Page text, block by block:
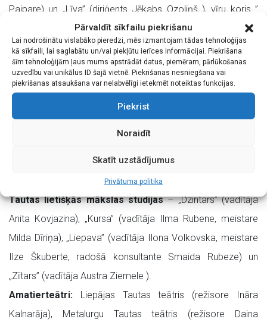
Pārvaldīt sīkfailu piekrišanu
Lai nodrošinātu vislabāko pieredzi, mēs izmantojam tādas tehnoloģijas
kā sīkfaili, lai saglabātu un/vai piekļūtu ierīces informācijai. Piekrišana
šīm tehnoloģijām ļaus mums apstrādāt datus, piemēram, pārlūkošanas
uzvedību vai unikālus ID šajā vietnē. Piekrišanas nesniegšana vai
piekrišanas atsaukšana var nelabvēlīgi ietekmēt noteiktas funkcijas.
Piekrist
Noraidīt
Skatīt uzstādījumus
Privātuma politika
Paipare) un „Līva” (diriģents Jēkabs Ozoliņš ), vīru koris ”
Dziedonis” (diriģents Valdis Aivars).
Deju kolektīvi:bērnu deju kolektīvs „Krustiņi” (pirmskolas
grupa; 1.-2. un 4.-5. klašu grupa, vadītāja Inta Āboliņa),
jauniešu deju kolektīvs „Kvēle” (vadītāja Ilze Kozika), Tautas
deju ansamblis „Rucavietis” (vadītāja Sandra Blumbaha,
repetitore Ināra Lisova), vidējās paaudzes deju kolektīvi –
Kristīne Jaunbrūna), senioru deju kolektīvs „Sidrabvilnis”
(vadītāja Ingrīda Lūka).
Tautas lietišķās mākslas studijas– „Dzintars” (vadītāja
Anita Kovjazina), „Kursa” (vadītāja Ilma Rubene, meistare
Milda Dīriņa), „Liepava” (vadītāja Ilona Volkovska, meistare
Ilze Škuberte, radošā konsultante Smaida Rubeze) un
„Zītars” (vadītāja Austra Ziemele ).
Amatierteātri: Liepājas Tautas teātris (režisore Ināra
Kalnarāja), Metalurgu Tautas teātris (režisore Daina